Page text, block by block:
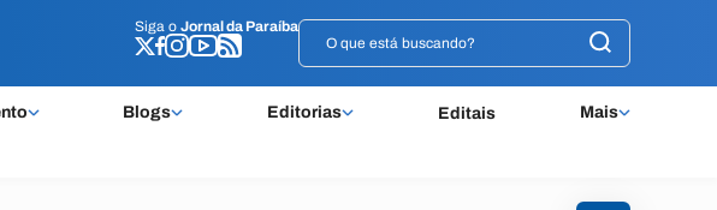
Siga o Jornal da Paraíba
Blogs Editorias Editais Mais
Siga o Jornal da Paraíba